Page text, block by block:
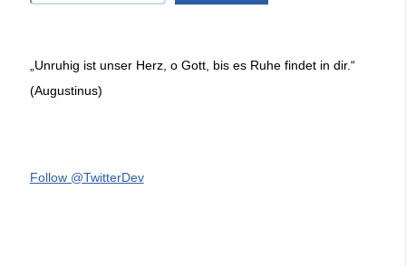
„Unruhig ist unser Herz, o Gott, bis es Ruhe findet in dir.“
(Augustinus)
Follow @TwitterDev